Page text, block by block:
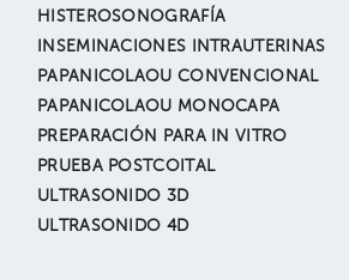
HISTEROSONOGRAFÍA
INSEMINACIONES INTRAUTERINAS
PAPANICOLAOU CONVENCIONAL
PAPANICOLAOU MONOCAPA
PREPARACIÓN PARA IN VITRO
PRUEBA POSTCOITAL
ULTRASONIDO 3D
ULTRASONIDO 4D